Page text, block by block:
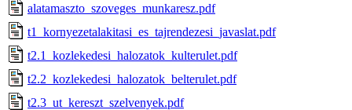
alatamaszto_szoveges_munkaresz.pdf
t1_kornyezetalakitasi_es_tajrendezesi_javaslat.pdf
t2.1_kozlekedesi_halozatok_kulterulet.pdf
t2.2_kozlekedesi_halozatok_belterulet.pdf
t2.3_ut_kereszt_szelvenyek.pdf